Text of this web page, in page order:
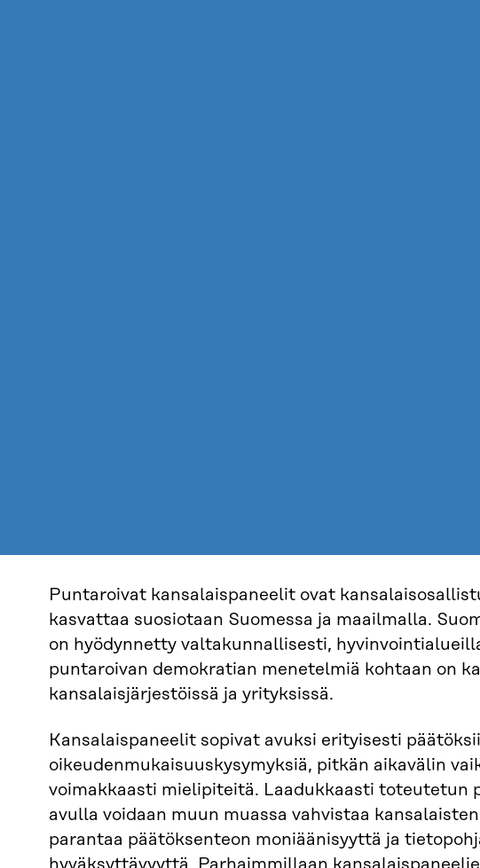
Puntaroivat kansalaispaneelit ovat
kasvattaa suosiotaan Suomessa ja maailmalla.
on hyödynnetty valtakunnallisesti,
puntaroivan demokratian menetelmiä kohtaan on
kansalaisjärjestöissä ja yrityksissä.
Kansalaispaneelit sopivat avuksi erityisesti
oikeudenmukaisuuskysymyksiä, pitkän aikavälin
voimakkaasti mielipiteitä. Laadukkaasti toteutetun
avulla voidaan muun muassa vahvistaa
parantaa päätöksenteon moniäänisyyttä ja